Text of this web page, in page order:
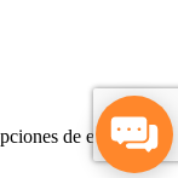
de envío y